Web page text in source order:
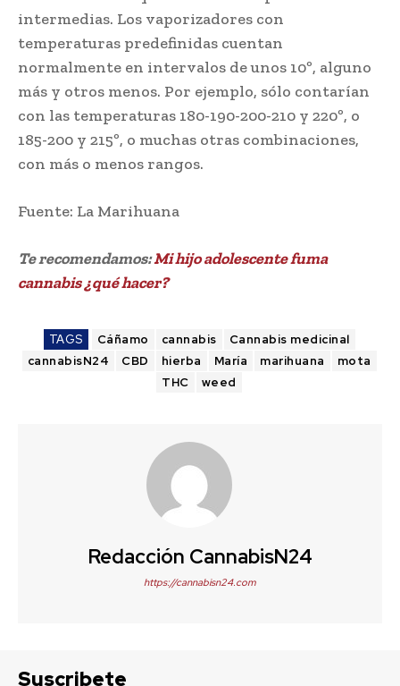
intermedias. Los vaporizadores con
temperaturas predefinidas cuentan
normalmente en intervalos de unos 10º, alguno
más y otros menos. Por ejemplo, sólo contarían
con las temperaturas 180-190-200-210 y 220º, o
185-200 y 215º, o muchas otras combinaciones,
con más o menos rangos.
Fuente: La Marihuana
Te recomendamos:Mi hijo adolescente fuma
cannabis ¿qué hacer?
TAGS Cáñamo cannabis
Cannabis medicinal
cannabisN24
CBD hierba María marihuana
mota
THC
weed
Redacción CannabisN24
https://cannabisn24.com
Suscribete